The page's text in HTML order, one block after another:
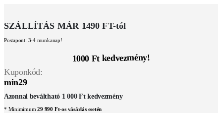
SZÁLLÍTÁS MÁR 1490 FT-tól
Postapont: 3-4 munkanap!
1000 Ft kedvezmény!
Kuponkód:
min29
Azonnal beváltható 1 000 Ft kedvezmény
* Minimimum29 990 Ft-os vásárlás esetén